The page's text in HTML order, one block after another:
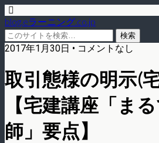
blog.eラーニング.co.jp
2017年1月30日 • コメントなし
取引態様の明示(
【宅建講座「ま
師」要点】